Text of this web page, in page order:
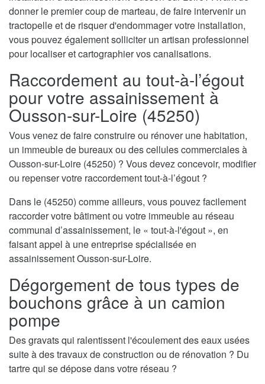
donner le premier coup de marteau, de faire intervenir un
tractopelle et de risquer d'endommager votre installation,
vous pouvez également solliciter un artisan professionnel
pour localiser et cartographier vos canalisations.
Raccordement au tout-à-l’égout
pour votre assainissement à
Ousson-sur-Loire (45250)
Vous venez de faire construire ou rénover une habitation,
un immeuble de bureaux ou des cellules commerciales à
Ousson-sur-Loire (45250) ? Vous devez concevoir, modifier
ou repenser votre raccordement tout-à-l’égout ?
Dans le (45250) comme ailleurs, vous pouvez facilement
raccorder votre bâtiment ou votre immeuble au réseau
communal d’assainissement, le « tout-à-l'égout », en
faisant appel à une entreprise spécialisée en
assainissement Ousson-sur-Loire.
Dégorgement de tous types de
bouchons grâce à un camion
pompe
Des gravats qui ralentissent l'écoulement des eaux usées
suite à des travaux de construction ou de rénovation ? Du
tartre qui se dépose dans votre réseau ?